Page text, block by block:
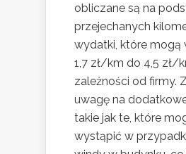
obliczane są na
przejechanych
wydatki, które mogą
1,7 zł/km do 4,5 zł/
zależności od firmy.
uwagę na
takie jak te, które
wystąpić w